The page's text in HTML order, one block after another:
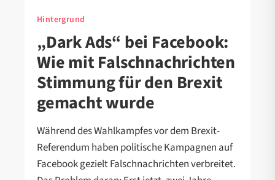
Hintergrund
„Dark Ads“ bei Facebook:
Wie mit Falschnachrichten
Stimmung für den Brexit
gemacht wurde
Während des Wahlkampfes vor dem Brexit-
Referendum haben politische Kampagnen auf
Facebook gezielt Falschnachrichten verbreitet.